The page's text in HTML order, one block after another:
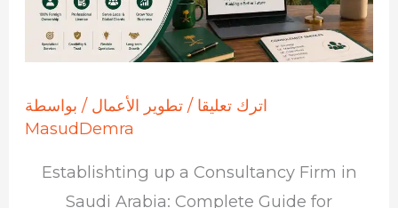
اترك تعليقا / تطوير الأعمال / بواسطة
MasudDemra
Establishting up a Consultancy Firm in
Saudi Arabia: Complete Guide for